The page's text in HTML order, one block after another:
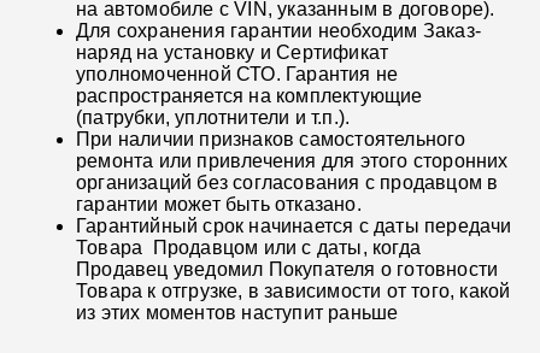
на автомобиле с VIN, указанным в договоре).
Для сохранения гарантии необходим Заказ-
наряд на установку и Сертификат
уполномоченной СТО. Гарантия не
распространяется на комплектующие
(патрубки, уплотнители и т.п.).
При наличии признаков самостоятельного
ремонта или привлечения для этого сторонних
организаций без согласования с продавцом в
гарантии может быть отказано.
Гарантийный срок начинается с даты передачи
Товара Продавцом или с даты, когда
Продавец уведомил Покупателя о готовности
Товара к отгрузке, в зависимости от того, какой
из этих моментов наступит раньше